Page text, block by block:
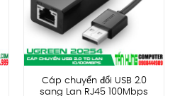
Cáp chuyển đổi USB 2.0
sang Lan RJ45 100Mbps